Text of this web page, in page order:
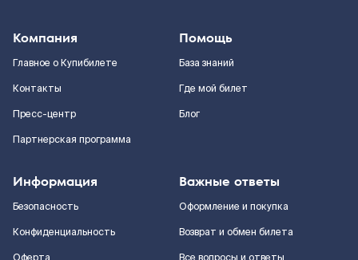
Компания
Главное о Купибилете
Контакты
Пресс-центр
Партнерская программа
Помощь
База знаний
Где мой билет
Блог
Информация
Безопасность
Конфиденциальность
Важные ответы
Оформление и покупка
Возврат и обмен билета